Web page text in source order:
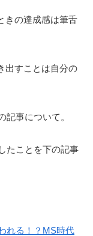
きの達成感は筆舌
出すことは自分の
事について。
たことを下の記事
れる！？MS時代